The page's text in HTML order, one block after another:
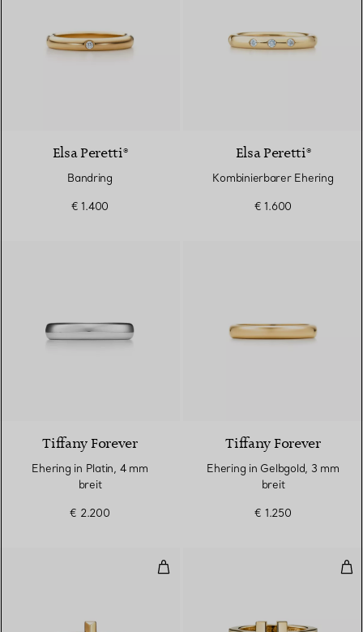
Elsa Peretti®
Bandring
€ 1.400
Elsa Peretti®
Kombinierbarer Ehering
€ 1.600
Tiffany Forever
Ehering in Platin, 4 mm
breit
€ 2.200
Tiffany Forever
Ehering in Gelbgold, 3 mm
breit
€ 1.250
T One Ring in Gelbgold mit